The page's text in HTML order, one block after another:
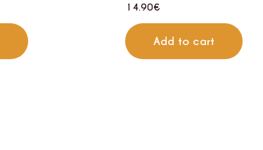
Rated
out
of
5
14.90€
Add to cart